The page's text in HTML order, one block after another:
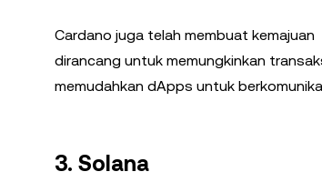
Cardano juga telah membuat
dirancang untuk memungkinkan
memudahkan dApps untuk
3. Solana